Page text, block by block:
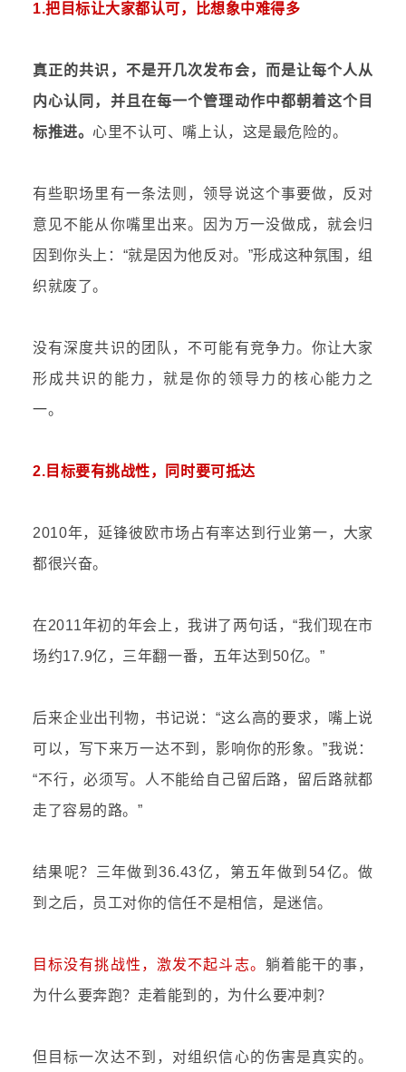
1.把目标让大家都认可，比想象中难得多
真正的共识，不是开几次发布会，而是让每个人从
内心认同，并且在每一个管理动作中都朝着这个目
标推进。 心里不认可、嘴上认，这是最危险的。
有些职场里有一条法则，领导说这个事要做，反对
意见不能从你嘴里出来。因为万一没做成，就会归
因到你头上：“就是因为他反对。”形成这种氛围，组
织就废了。
没有深度共识的团队，不可能有竞争力。你让大家
形成共识的能力，就是你的领导力的核心能力之
一。
2.目标要有挑战性，同时要可抵达
2010年，延锋彼欧市场占有率达到行业第一，大家
都很兴奋。
在2011年初的年会上，我讲了两句话，“我们现在市
场约17.9亿，三年翻一番，五年达到50亿。”
后来企业出刊物，书记说：“这么高的要求，嘴上说
可以，写下来万一达不到，影响你的形象。”我说：
“不行，必须写。人不能给自己留后路，留后路就都
走了容易的路。”
结果呢？三年做到36.43亿，第五年做到54亿。做
到之后，员工对你的信任不是相信，是迷信。
目标没有挑战性，激发不起斗志。 躺着能干的事，
为什么要奔跑？走着能到的，为什么要冲刺？
但目标一次达不到，对组织信心的伤害是真实的。